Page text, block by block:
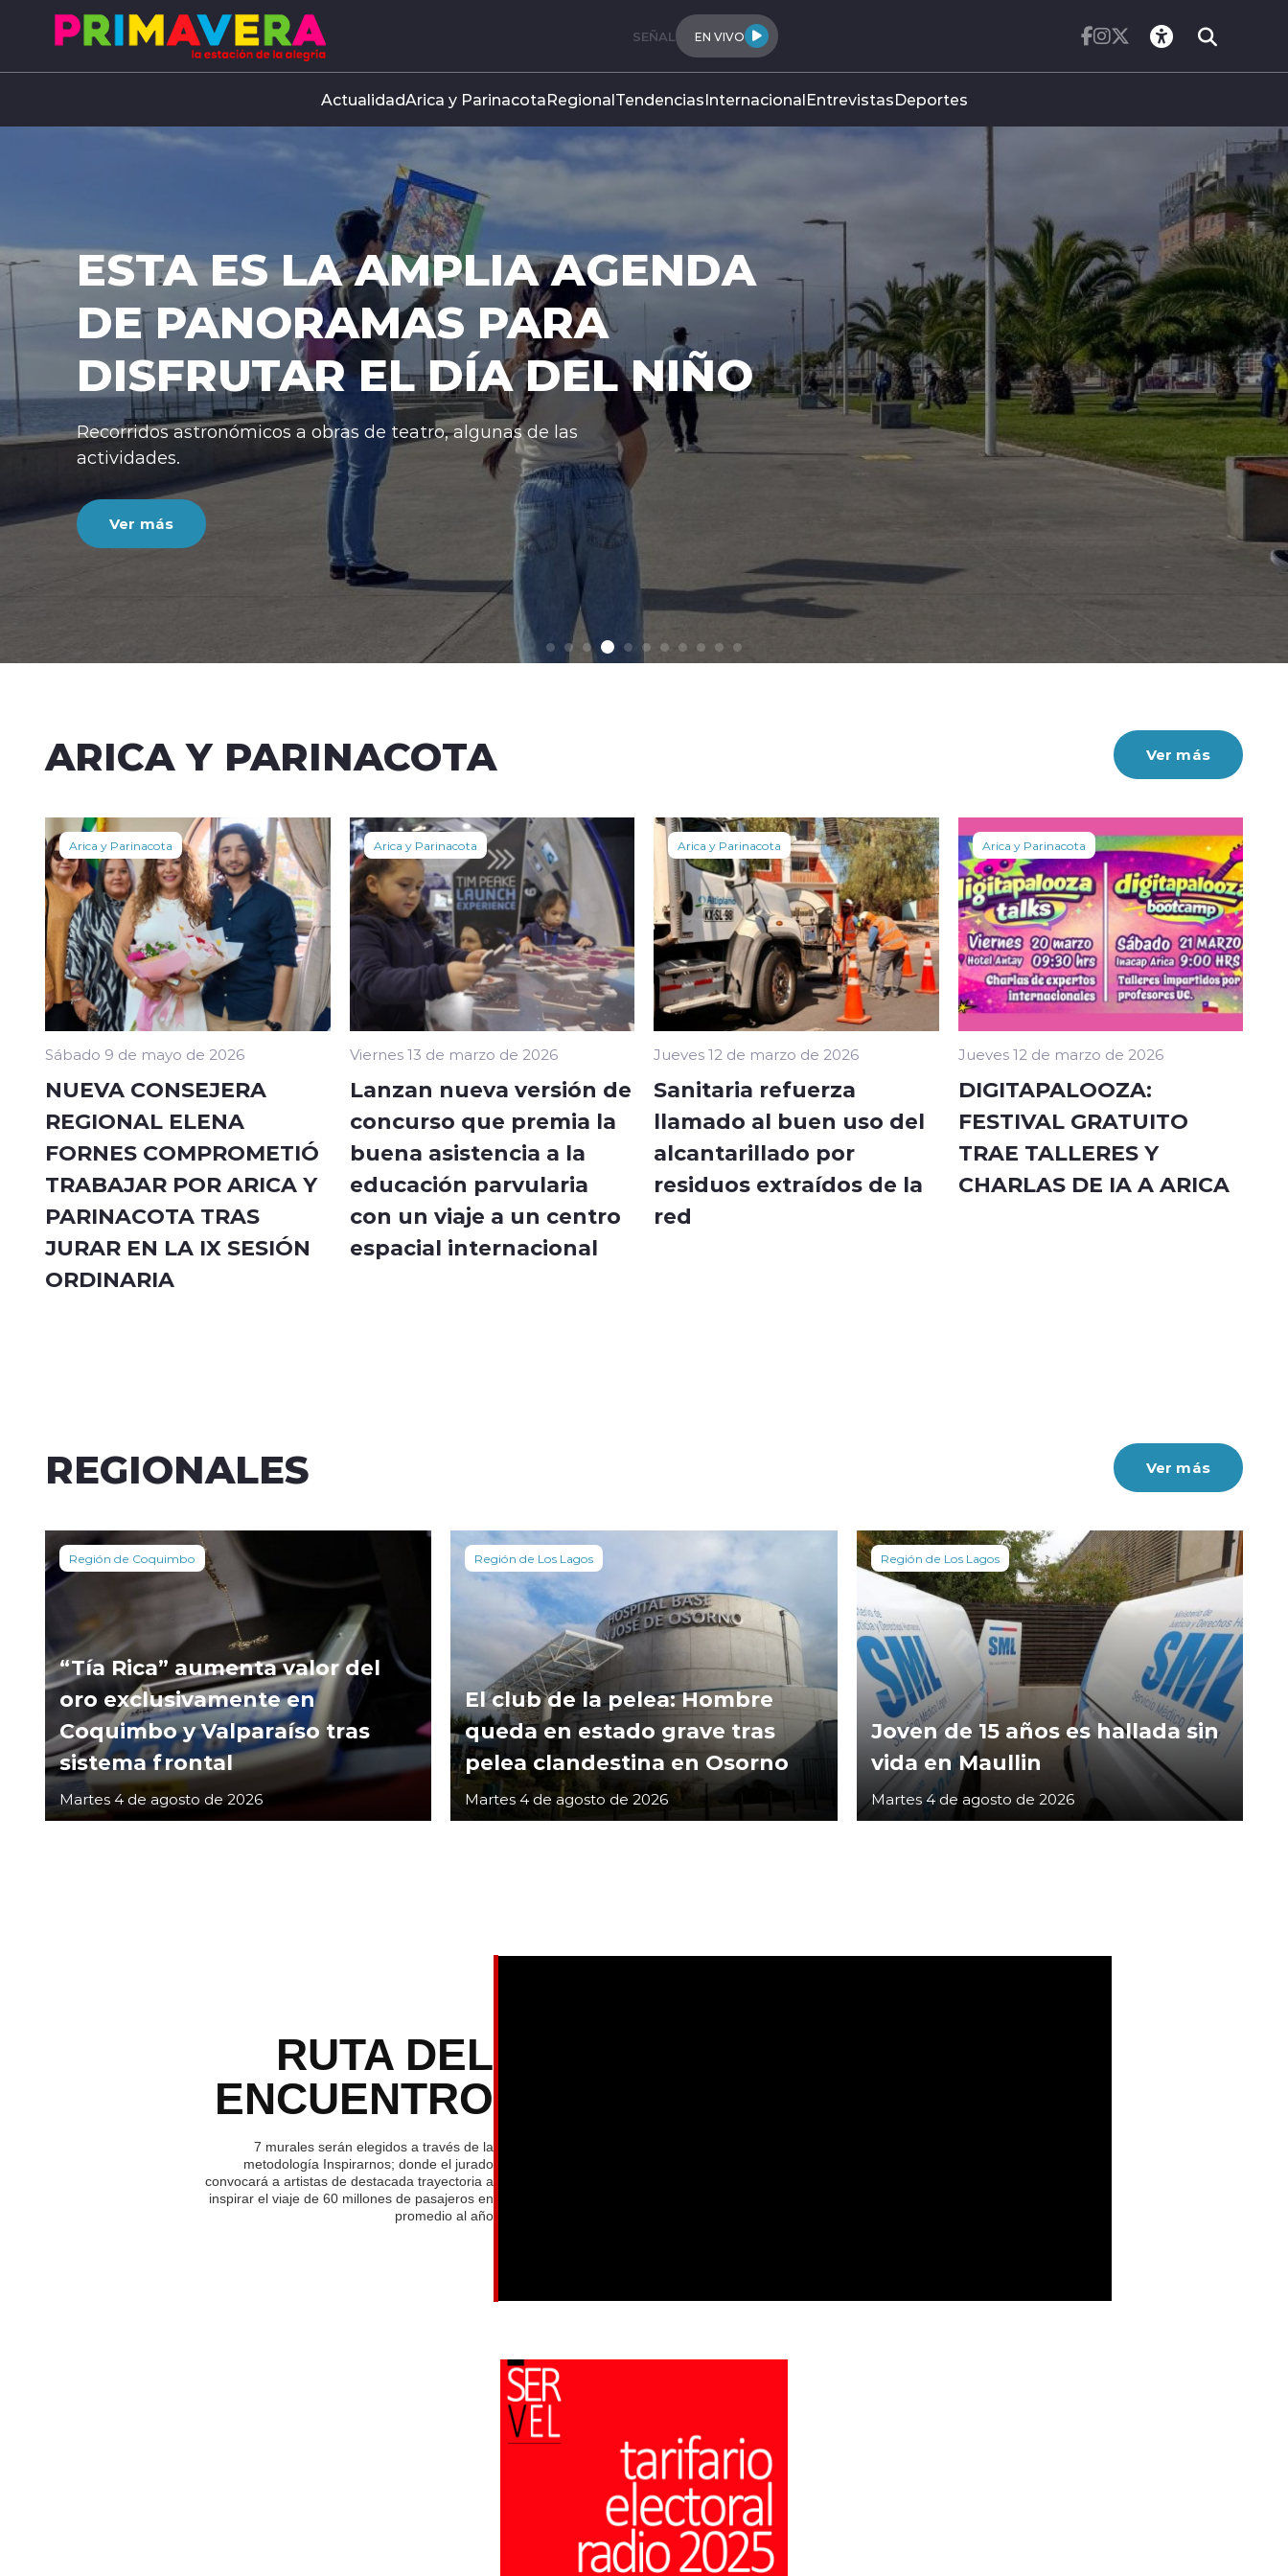
SEÑAL EN VIVO
ActualidadArica y ParinacotaRegionalTendenciasInternacionalEntrevistasDeportes
ESTA ES LA AMPLIA AGENDA
DE PANORAMAS PARA
DISFRUTAR EL DÍA DEL NIÑO
Recorridos astronómicos a obras de teatro, algunas de las
actividades.
Ver más
ARICA Y PARINACOTA Ver más
Arica y Parinacota
Sábado 9 de mayo de 2026
NUEVA CONSEJERA
REGIONAL ELENA
FORNES COMPROMETIÓ
TRABAJAR POR ARICA Y
PARINACOTA TRAS
JURAR EN LA IX SESIÓN
ORDINARIA
Arica y Parinacota
Viernes 13 de marzo de 2026
Lanzan nueva versión de
concurso que premia la
buena asistencia a la
educación parvularia
con un viaje a un centro
espacial internacional
Arica y Parinacota
Jueves 12 de marzo de 2026
Sanitaria refuerza
llamado al buen uso del
alcantarillado por
residuos extraídos de la
red
Arica y Parinacota
Jueves 12 de marzo de 2026
DIGITAPALOOZA:
FESTIVAL GRATUITO
TRAE TALLERES Y
CHARLAS DE IA A ARICA
REGIONALES Ver más
Región de Coquimbo
“Tía Rica” aumenta valor del
oro exclusivamente en
Coquimbo y Valparaíso tras
sistema frontal
Martes 4 de agosto de 2026
Región de Los Lagos
El club de la pelea: Hombre
queda en estado grave tras
pelea clandestina en Osorno
Martes 4 de agosto de 2026
Región de Los Lagos
Joven de 15 años es hallada sin
vida en Maullin
Martes 4 de agosto de 2026
RUTA DEL
ENCUENTRO
7 murales serán elegidos a través de la
metodología Inspirarnos; donde el jurado
convocará a artistas de destacada trayectoria a
inspirar el viaje de 60 millones de pasajeros en
promedio al año